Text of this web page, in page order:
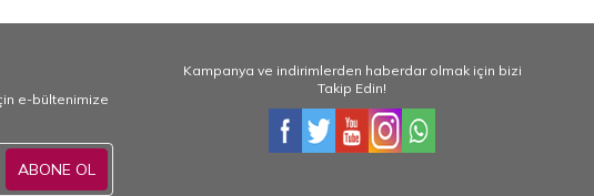
e-bültenimize
ABONE OL
Kampanya ve indirimlerden haberdar olmak için bizi
Takip Edin!